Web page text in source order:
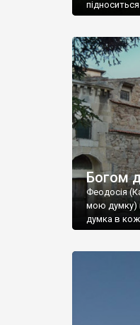
Богом
Феодосія
мою думку)
думка в
запрошую